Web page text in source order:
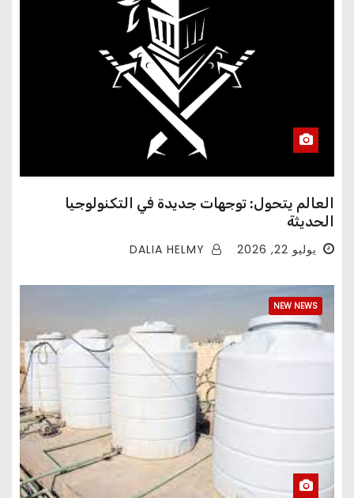
العالم يتحول: توجهات جديدة في التكنولوجيا
الحديثة
يوليو 22, 2026
NEW NEWS